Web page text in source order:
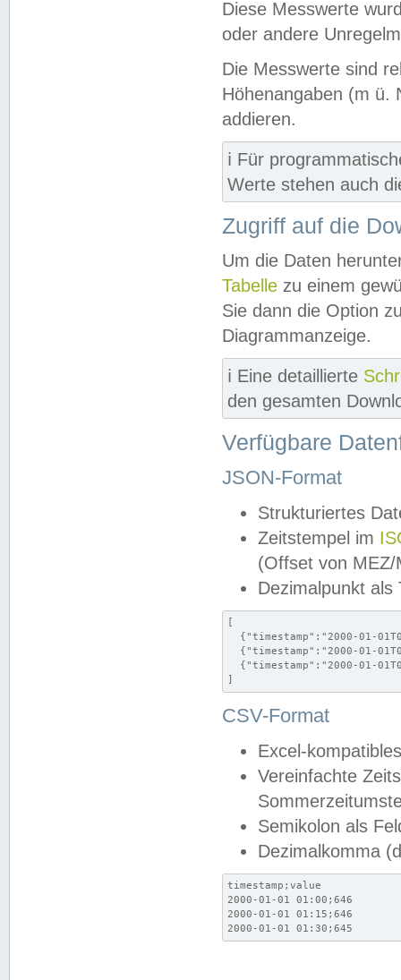
Diese Messwerte
oder andere
Die Messwerte sind
Höhenangaben (m ü.
addieren.
ℹ️ Für
Werte stehen auch
Zugriff auf die
Um die Daten
Tabelle zu einem
Sie dann die Option
Diagrammanzeige.
ℹ️ Eine detaillierte
den gesamten
Verfügbare
JSON-Format
Strukturiertes
Zeitstempel im
(Offset von MEZ/
Dezimalpunkt als
[
{"timestamp":"2000-01-
{"timestamp":"2000-01-
{"timestamp":"2000-01-
]
CSV-Format
Excel-
Vereinfachte
Semikolon als
Dezimalkomma
timestamp;value
2000-01-01 01:00;646
2000-01-01 01:15;646
2000-01-01 01:30;645